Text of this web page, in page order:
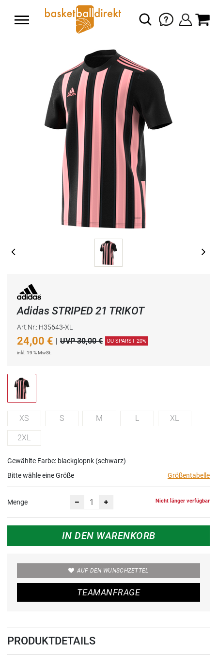
Adidas STRIPED 21 TRIKOT
Art.Nr.: H35643-XL
24,00 € | UVP 30,00 € DU SPARST 20%
inkl. 19 % MwSt.
XS S M L XL
2XL
Gewählte Farbe: blackglopnk (schwarz)
Bitte wähle eine Größe
Größentabelle
Menge Nicht länger verfügbar
IN DEN WARENKORB
AUF DEN WUNSCHZETTEL
TEAMANFRAGE
PRODUKTDETAILS